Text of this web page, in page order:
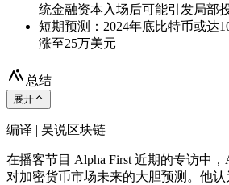
统金融资本入场后可能引发局部
短期预测：2024年底比特币或达
涨至25万美元
总结
展开
编译 | 吴说区块链
在播客节目 Alpha First 近期的专访中，
对加密货币市场未来的大胆预测。他